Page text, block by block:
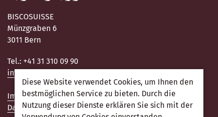
BISCOSUISSE
Münzgraben 6
3011 Bern
Tel.: +41 31 310 09 90
info@biscosuisse.ch
Impressum
Datenschutzerkärung
Diese Website verwendet Cookies, um Ihnen den
bestmöglichen Service zu bieten. Durch die
Nutzung dieser Dienste erklären Sie sich mit der